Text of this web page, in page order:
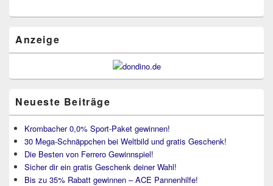
Widget-
Anzeige
Neueste Beiträge
Krombacher 0,0% Sport-Paket gewinnen!
30 Mega-Schnäppchen bei Weltbild und gratis Geschenk!
Die Besten von Ferrero Gewinnspiel!
Sicher dir ein gratis Geschenk deiner Wahl!
Bis zu 35% Rabatt gewinnen – ACE Pannenhilfe!